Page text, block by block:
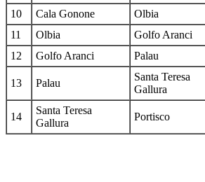
10
Cala Gonone Olbia
11
Olbia Golfo Aranci
12
Golfo Aranci Palau
13 Palau
Santa Teresa
Gallura
14
Santa Teresa
Gallura
Portisco